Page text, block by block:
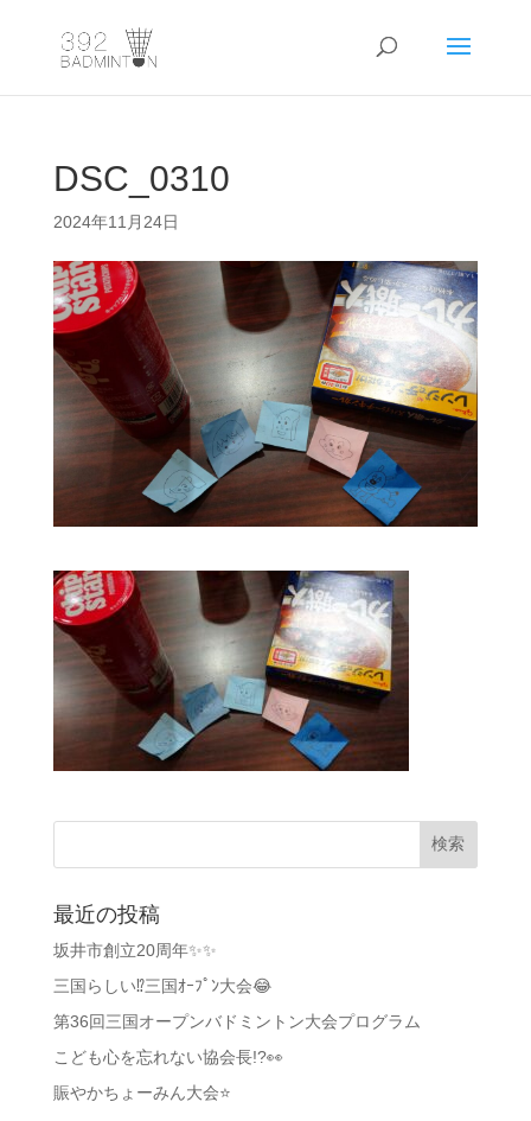
DSC_0310
2024年11月24日
最近の投稿
坂井市創立20周年✨✨
三国らしい⁉️三国ｵｰﾌﾟﾝ大会😂
第36回三国オープンバドミントン大会プログラム
こども心を忘れない協会長!?👀
賑やかちょーみん大会⭐